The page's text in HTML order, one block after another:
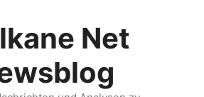
Net